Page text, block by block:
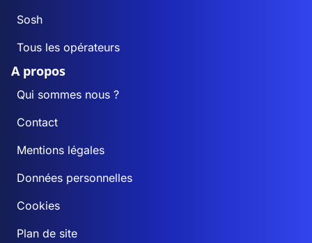
Sosh
Tous les opérateurs
A propos
Qui sommes nous ?
Contact
Mentions légales
Données personnelles
Cookies
Plan de site